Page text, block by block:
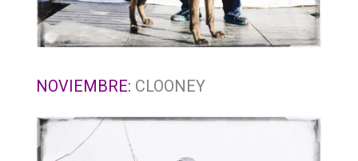
NOVIEMBRE: CLOONEY